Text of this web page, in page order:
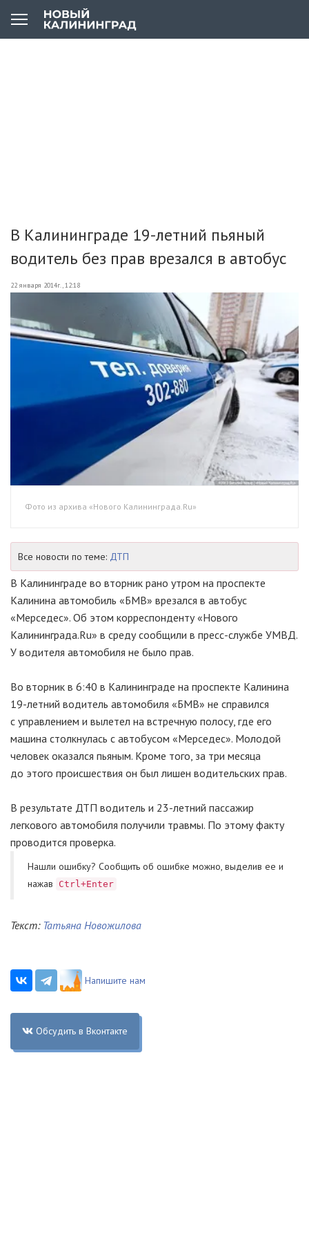
В Калининграде 19-летний пьяный
водитель без прав врезался в автобус
22 января 2014г., 12:18
Фото из архива «Нового Калининграда.Ru»
Все новости по теме: ДТП
В Калининграде во вторник рано утром на проспекте
Калинина автомобиль «БМВ» врезался в автобус
«Мерседес». Об этом корреспонденту «Нового
Калининграда.Ru» в среду сообщили в пресс-службе УМВД.
У водителя автомобиля не было прав.
Во вторник в 6:40 в Калининграде на проспекте Калинина
19-летний водитель автомобиля «БМВ» не справился
с управлением и вылетел на встречную полосу, где его
машина столкнулась с автобусом «Мерседес». Молодой
человек оказался пьяным. Кроме того, за три месяца
до этого происшествия он был лишен водительских прав.
В результате ДТП водитель и 23-летний пассажир
легкового автомобиля получили травмы. По этому факту
проводится проверка.
Нашли ошибку? Cообщить об ошибке можно, выделив ее и
нажав
Ctrl+Enter
Текст: Татьяна Новожилова
Напишите нам
Обсудить в Вконтакте